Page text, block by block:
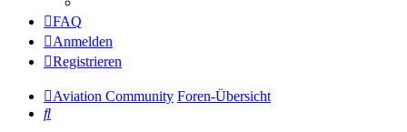
FAQ
Anmelden
Registrieren
Aviation Community Foren-Übersicht
Suche